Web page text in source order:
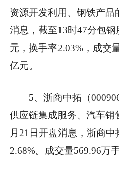
资源开发利用、钢铁产品
消息，截至13时47分包钢
元，换手率2.03%，成交
亿元。
5、浙商中拓（
供应链集成服务、汽车销
月21日开盘消息，浙商
2.68%。成交量569.96万